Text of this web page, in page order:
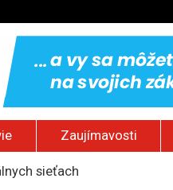
Zaujímavosti
sieťach